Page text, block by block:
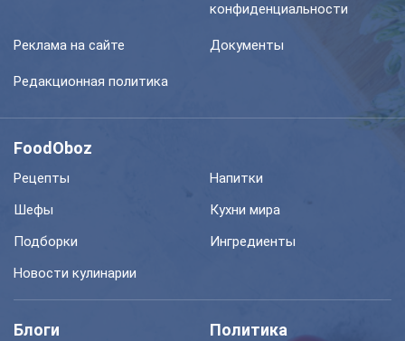
конфиденциальности
Реклама на сайте Документы
Редакционная политика
FoodOboz
Рецепты
Напитки
Шефы
Кухни мира
Подборки
Ингредиенты
Новости кулинарии
Блоги Политика